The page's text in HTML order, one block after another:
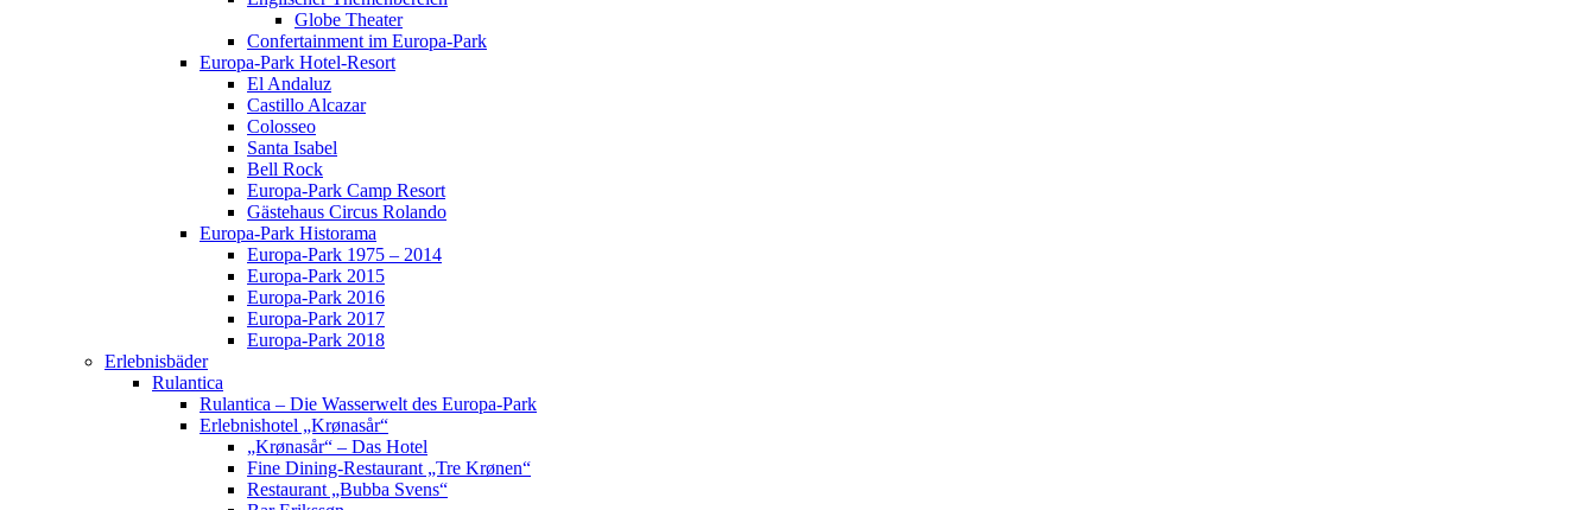
Globe Theater
Confertainment im Europa-Park
Europa-Park Hotel-Resort
El Andaluz
Castillo Alcazar
Colosseo
Santa Isabel
Bell Rock
Europa-Park Camp Resort
Gästehaus Circus Rolando
Europa-Park Historama
Europa-Park 1975 – 2014
Europa-Park 2015
Europa-Park 2016
Europa-Park 2017
Europa-Park 2018
Erlebnisbäder
Rulantica
Rulantica – Die Wasserwelt des Europa-Park
Erlebnishotel „Krønasår“
„Krønasår“ – Das Hotel
Fine Dining-Restaurant „Tre Krønen“
Restaurant „Bubba Svens“